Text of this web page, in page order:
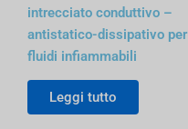
intrecciato conduttivo –
antistatico-dissipativo per
fluidi infiammabili
Leggi tutto